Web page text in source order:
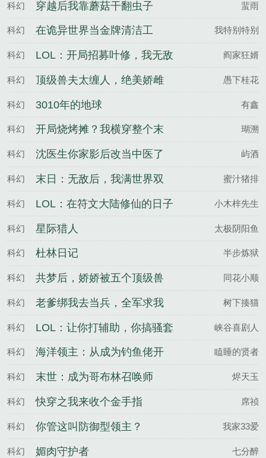
科幻 穿越后我靠蘑菇干翻虫子 蜚雨
科幻 在诡异世界当金牌清洁工 我特别特别
科幻
LOL：开局招募叶修，我无敌
了
阎家狂婿
科幻
顶级兽夫太缠人，绝美娇雌
想出逃
愚下桂花
科幻 3010年的地球 有鑫
科幻
开局烧烤摊？我横穿整个末
世暴富
瑚溯
科幻 沈医生你家影后改当中医了 屿酒
科幻
末日：无敌后，我满世界双
修
蜜汁猪排
科幻 LOL：在符文大陆修仙的日子 小木梓先生
科幻 星际猎人 太极阴阳鱼
科幻 杜林日记 半步炼狱
科幻
共梦后，娇娇被五个顶级兽
夫撩疯
同花小顺
科幻
老爹绑我去当兵，全军求我
当教官林辉赵明远
树下揍猫
科幻
LOL：让你打辅助，你搞骚套
路
峡谷喜剧人
科幻
海洋领主：从成为钓鱼佬开
始
瞌睡的贤者
科幻 末世：成为哥布林召唤师 烬天玉
科幻 快穿之我来收个金手指 席祯
科幻 你管这叫防御型领主？ 我家33爱
科幻 媚肉守护者 七分醉